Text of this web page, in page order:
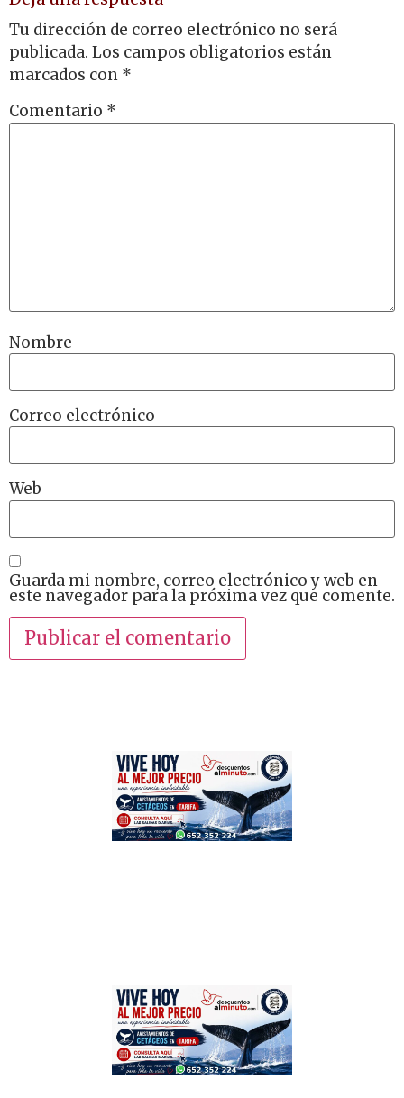
Tu dirección de correo electrónico no será
publicada. Los campos obligatorios están
marcados con *
Comentario *
Nombre
Correo electrónico
Web
Guarda mi nombre, correo electrónico y web en
este navegador para la próxima vez que comente.